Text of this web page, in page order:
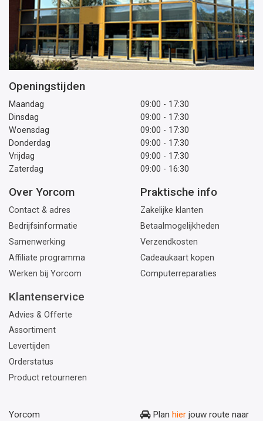
Openingstijden
Maandag
09:00 - 17:30
Dinsdag
09:00 - 17:30
Woensdag
09:00 - 17:30
Donderdag
09:00 - 17:30
Vrijdag
09:00 - 17:30
Zaterdag
09:00 - 16:30
Over Yorcom
Contact & adres
Bedrijfsinformatie
Samenwerking
Affiliate programma
Werken bij Yorcom
Praktische info
Zakelijke klanten
Betaalmogelijkheden
Verzendkosten
Cadeaukaart kopen
Computerreparaties
Klantenservice
Advies & Offerte
Assortiment
Levertijden
Orderstatus
Product retourneren
Yorcom
Plan hier jouw route naar